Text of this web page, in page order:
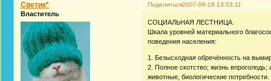
Поделиться2007-06-19 13:53:11
Светик*
Властитель
СОЦИАЛЬНАЯ ЛЕСТНИЦА.
Шкала уровней материального
поведения населения:
1. Безысходная обречённость на
2. Полное скотство; жизнь
животные, биологические